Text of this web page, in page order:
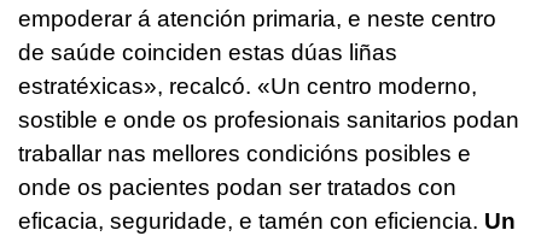
empoderar á atención primaria, e neste centro
de saúde coinciden estas dúas liñas
estratéxicas», recalcó. «Un centro moderno,
sostible e onde os profesionais sanitarios podan
traballar nas mellores condicións posibles e
onde os pacientes podan ser tratados con
eficacia, seguridade, e tamén con eficiencia. Un